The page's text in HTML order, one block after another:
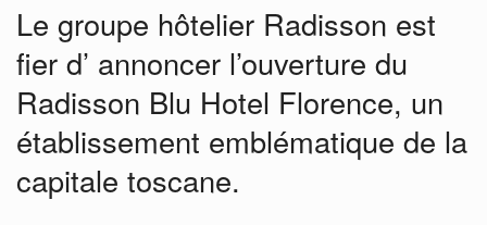
Le groupe hôtelier Radisson est
fier d’ annoncer l’ouverture du
Radisson Blu Hotel Florence, un
établissement emblématique de la
capitale toscane.